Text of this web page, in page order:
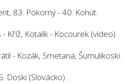
83. Pokorný - 40. Kohút.
Kříž, Kotalík - Kocourek (video).
- Kozák, Smetana, Šumulikoski.
Doski (Slovácko).